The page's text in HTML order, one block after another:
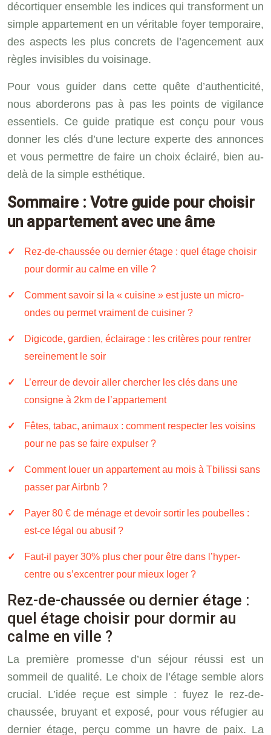
décortiquer ensemble les indices qui transforment un
simple appartement en un véritable foyer temporaire,
des aspects les plus concrets de l’agencement aux
règles invisibles du voisinage.
Pour vous guider dans cette quête d’authenticité,
nous aborderons pas à pas les points de vigilance
essentiels. Ce guide pratique est conçu pour vous
donner les clés d’une lecture experte des annonces
et vous permettre de faire un choix éclairé, bien au-
delà de la simple esthétique.
Sommaire : Votre guide pour choisir
un appartement avec une âme
Rez-de-chaussée ou dernier étage : quel étage choisir
pour dormir au calme en ville ?
Comment savoir si la « cuisine » est juste un micro-
ondes ou permet vraiment de cuisiner ?
Digicode, gardien, éclairage : les critères pour rentrer
sereinement le soir
L’erreur de devoir aller chercher les clés dans une
consigne à 2km de l’appartement
Fêtes, tabac, animaux : comment respecter les voisins
pour ne pas se faire expulser ?
Comment louer un appartement au mois à Tbilissi sans
passer par Airbnb ?
Payer 80 € de ménage et devoir sortir les poubelles :
est-ce légal ou abusif ?
Faut-il payer 30% plus cher pour être dans l’hyper-
centre ou s’excentrer pour mieux loger ?
Rez-de-chaussée ou dernier étage :
quel étage choisir pour dormir au
calme en ville ?
La première promesse d’un séjour réussi est un
sommeil de qualité. Le choix de l’étage semble alors
crucial. L’idée reçue est simple : fuyez le rez-de-
chaussée, bruyant et exposé, pour vous réfugier au
dernier étage, perçu comme un havre de paix. La